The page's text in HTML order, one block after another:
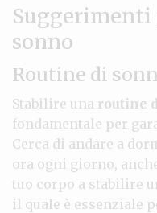
sonno
Routine di
Stabilire una routine
fondamentale per
Cerca di andare a
ora ogni giorno,
tuo corpo a stabilire
il quale è essenziale